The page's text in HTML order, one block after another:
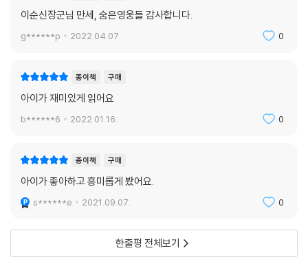
와준 장수가 이억기이다. 명문가 자손이었던 이억기는 자칫 이순신과 경쟁
관계에 설 수 있었으나 이순신의 실력을 인정하고, 2인자로서 숨은 도우미
가 되길 마다하지 않았다. 이후 전쟁 막바지 일본의 계략으로 이순신이 죽
음의 문턱에 섰을 때 조정 대신들에게 이의 부당함을 알려 이순신을 또 한
히 모셔져 있다.
그리고… 사라지지 않을 영원한 영웅, 이순신
이렇듯 자신의 꿈을 소중히 여겼던 숨은 영웅들은 실력만을 존중했던 이순
신 장군을 만나 그 능력을 마음껏 펼칠 수 있었다. 조총으로 무장하고, 수년
이순신장군님 만세, 숨은영웅들 감사합니다.
g******p 2022.04.07. 0
종이책 구매
아이가 재미있게 읽어요
b******6 2022.01.16. 0
종이책 구매
아이가 좋아하고 흥미롭게 봤어요.
s******e 2021.09.07. 0
한줄평 전체보기